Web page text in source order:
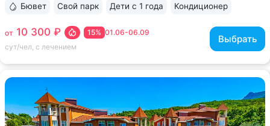
01.06-06.09
15%
от 10 300 ₽
сут/чел, с лечением
Выбрать
Бювет Свой парк Дети с 1 года Кондиционер
ещё 6